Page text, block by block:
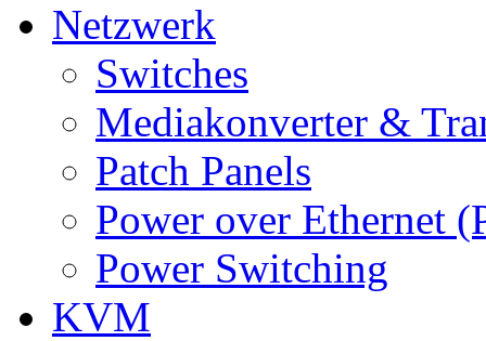
Netzwerk
Switches
Mediakonverter &
Patch Panels
Power over Ethernet
Power Switching
KVM